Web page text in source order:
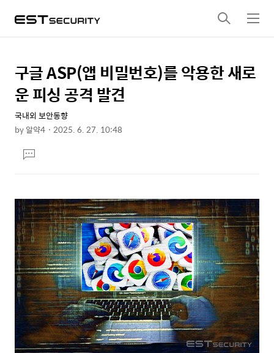
검
색
메
뉴
상
세
컨
텐
본
문
제
목
구글 ASP(앱 비밀번호)를 악용한 새로
운 피싱 공격 발견
국내외 보안동향
by알약4 2025. 6. 27. 10:48
문댓
글